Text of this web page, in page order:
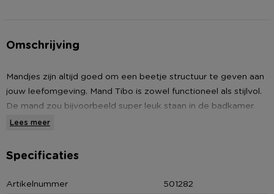
Omschrijving
Mandjes zijn altijd goed om een beetje structuur te geven aan
jouw leefomgeving. Mand Tibo is zowel functioneel als stijlvol.
De mand zou bijvoorbeeld super leuk staan in de badkamer.
Vul de mand met toiletartikelen en washandjes. Het mandje is
23x16x10 cm.
• Mand Tibo
Lees meer
Specificaties
Artikelnummer 501282